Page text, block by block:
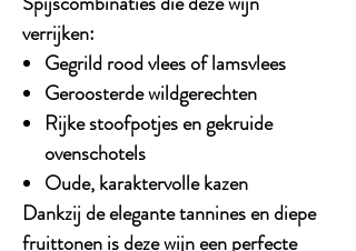
verrijken:
Gegrild rood vlees of lamsvlees
Geroosterde wildgerechten
Rijke stoofpotjes en gekruide
ovenschotels
Oude, karaktervolle kazen
Dankzij de elegante tannines en diepe
fruittonen is deze wijn een perfecte